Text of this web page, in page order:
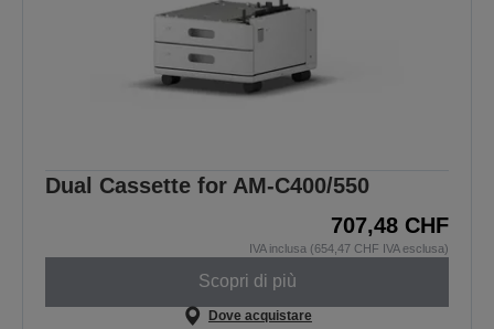
Dual Cassette for AM-C400/550
707,48 CHF
IVA inclusa (654,47 CHF IVA esclusa)
Scopri di più
Dove acquistare